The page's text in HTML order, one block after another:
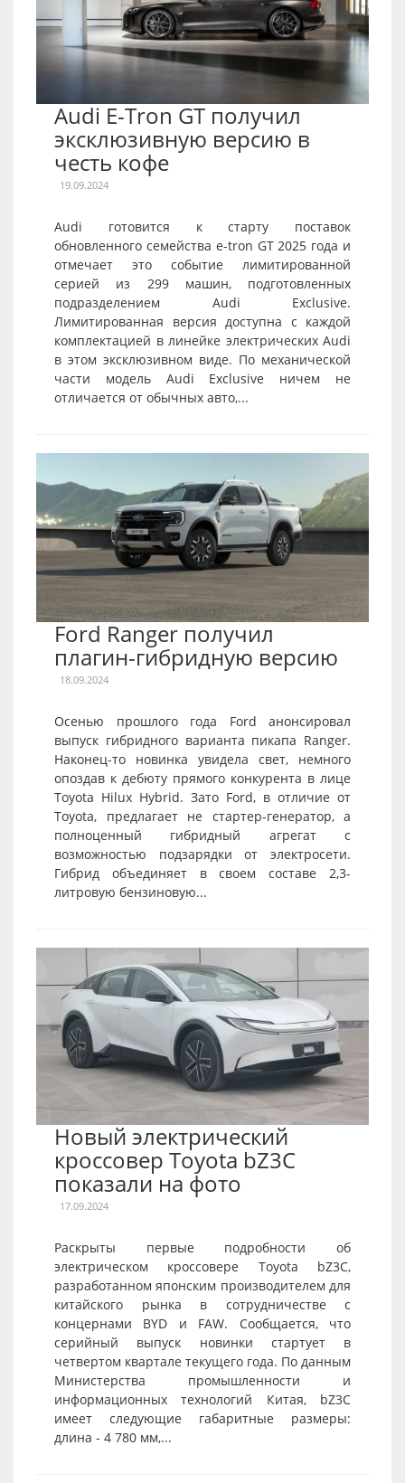
Audi E-Tron GT получил
эксклюзивную версию в
честь кофе
19.09.2024
Audi готовится к старту поставок
обновленного семейства e-tron GT 2025 года и
отмечает это событие лимитированной
серией из 299 машин, подготовленных
подразделением Audi Exclusive.
Лимитированная версия доступна с каждой
комплектацией в линейке электрических Audi
в этом эксклюзивном виде. По механической
части модель Audi Exclusive ничем не
отличается от обычных авто,...
Ford Ranger получил
плагин-гибридную версию
18.09.2024
Осенью прошлого года Ford анонсировал
выпуск гибридного варианта пикапа Ranger.
Наконец-то новинка увидела свет, немного
опоздав к дебюту прямого конкурента в лице
Toyota Hilux Hybrid. Зато Ford, в отличие от
Toyota, предлагает не стартер-генератор, а
полноценный гибридный агрегат с
возможностью подзарядки от электросети.
Гибрид объединяет в своем составе 2,3-
литровую бензиновую...
Новый электрический
кроссовер Toyota bZ3C
показали на фото
17.09.2024
Раскрыты первые подробности об
электрическом кроссовере Toyota bZ3C,
разработанном японским производителем для
китайского рынка в сотрудничестве с
концернами BYD и FAW. Сообщается, что
серийный выпуск новинки стартует в
четвертом квартале текущего года. По данным
Министерства промышленности и
информационных технологий Китая, bZ3C
имеет следующие габаритные размеры:
длина - 4 780 мм,...